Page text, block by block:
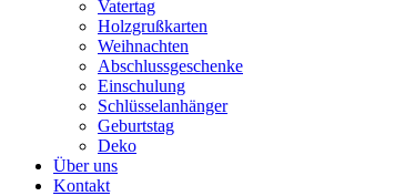
Vatertag
Holzgrußkarten
Weihnachten
Abschlussgeschenke
Einschulung
Schlüsselanhänger
Geburtstag
Deko
Über uns
Kontakt